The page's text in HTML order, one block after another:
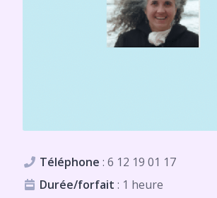
Téléphone : 6 12 19 01 17
Durée/forfait : 1 heure